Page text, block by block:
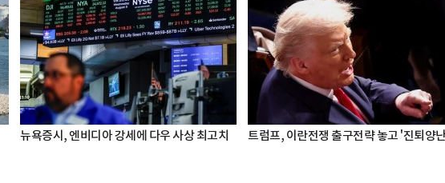
뉴욕증시, 엔비디아 강세에 다우 사상 최고치 트럼프, 이란전쟁 출구전략 놓고 '진퇴양